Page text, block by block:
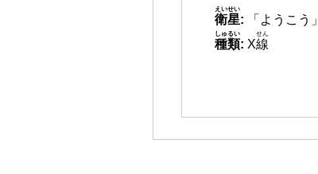
衛星
えいせい
:
「ようこう」
種類
しゅるい
: X線
せん